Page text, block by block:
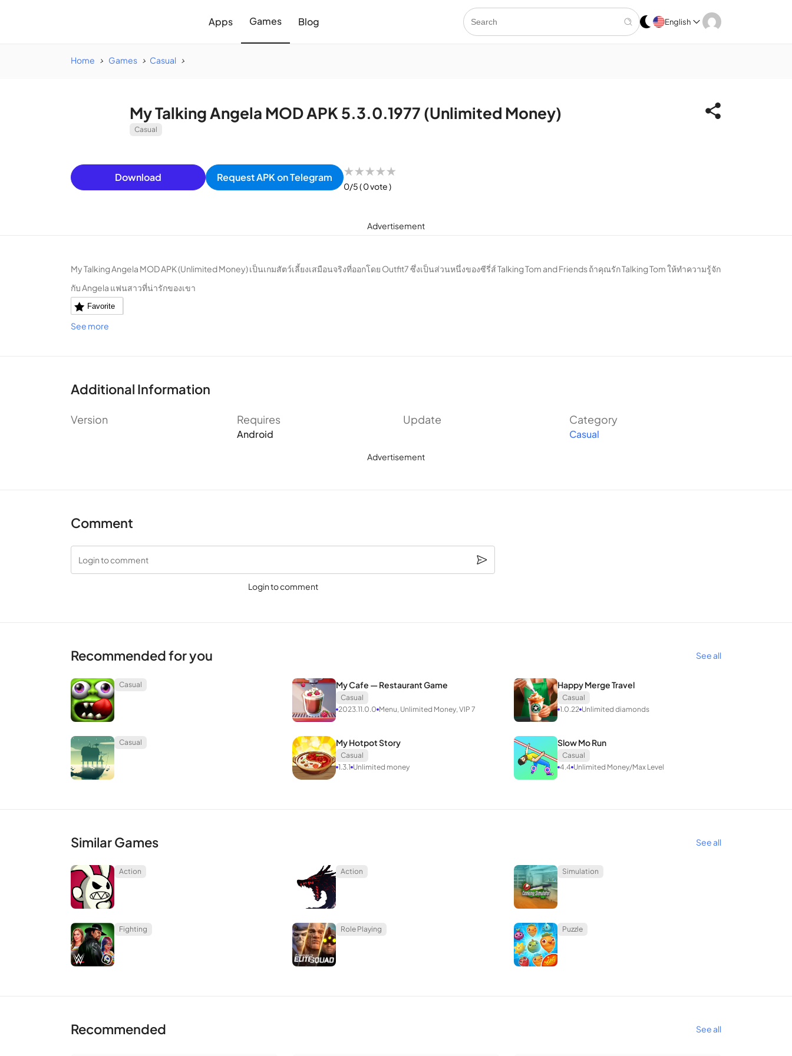
Apps Games Blog English
Home Games Casual
My Talking Angela MOD APK 5.3.0.1977 (Unlimited Money)
Casual
Download Request APK on Telegram ★★★★★
0/5( 0 vote )
Advertisement
My Talking Angela MOD APK (Unlimited Money) เป็นเกมสัตว์เลี้ยงเสมือนจริงที่ออกโดย Outfit7 ซึ่งเป็นส่วนหนึ่งของซีรี่ส์ Talking Tom and Friendsถ้าคุณรัก Talking Tom ให้ทำความรู้จัก
กับ Angela แฟนสาวที่น่ารักของเขา
Favorite
See more
Additional Information
Version Requires
Android
Update Category
Casual
Advertisement
Comment
Login to comment
Login to comment
Recommended for you See all
Casual My Cafe — Restaurant Game
Casual
2023.11.0.0 Menu, Unlimited Money, VIP 7
Happy Merge Travel
Casual
1.0.22 Unlimited diamonds
Casual My Hotpot Story
Casual
1.3.1 Unlimited money
Slow Mo Run
Casual
4.4 Unlimited Money/Max Level
Similar Games See all
Action Action Simulation
Fighting Role Playing Puzzle
Recommended See all